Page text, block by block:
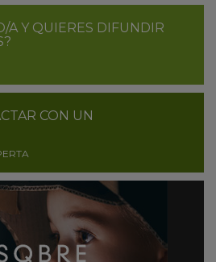
A Y QUIERES DIFUNDIR
CON UN